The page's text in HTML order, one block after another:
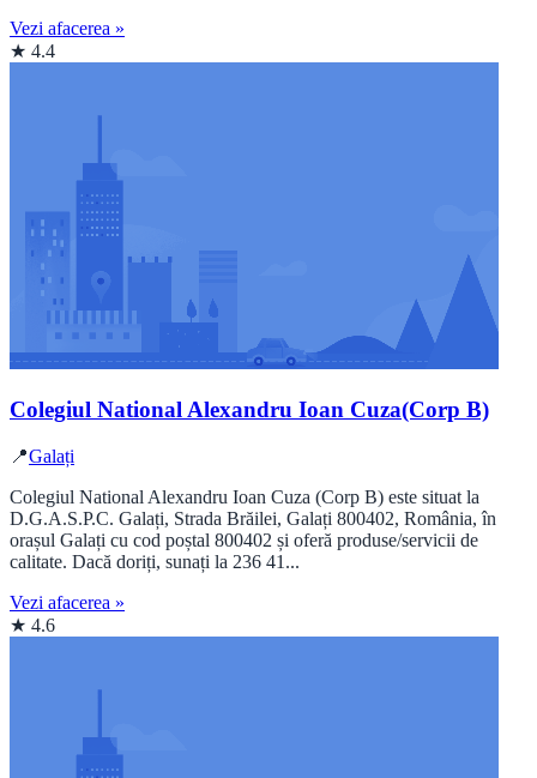
Vezi afacerea »
★ 4.4
Colegiul National Alexandru Ioan Cuza(Corp B)
📍Galați
Colegiul National Alexandru Ioan Cuza (Corp B) este situat la
D.G.A.S.P.C. Galați, Strada Brăilei, Galați 800402, România, în
orașul Galați cu cod poștal 800402 și oferă produse/servicii de
calitate. Dacă doriți, sunați la 236 41...
Vezi afacerea »
★ 4.6